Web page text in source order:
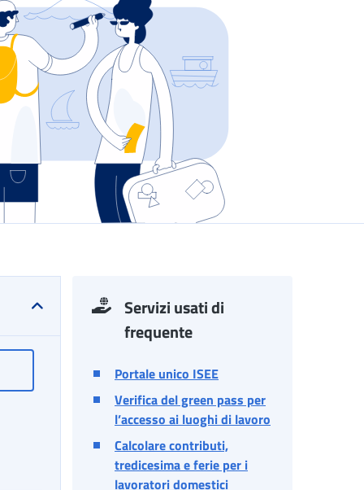
gli iscritti alla Gestione Unitaria delle prestazioni creditizie e
ordinaria TFR per gli iscritti alla Gestione
Servizi usati di
frequente
Portale unico ISEE
Verifica del green pass per
l’accesso ai luoghi di lavoro
Calcolare contributi,
tredicesima e ferie per i
lavoratori domestici